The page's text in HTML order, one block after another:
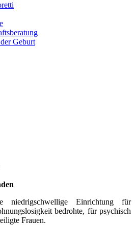
Geburt
Einrichtung für
bedrohte, für psychisch
Frauen.